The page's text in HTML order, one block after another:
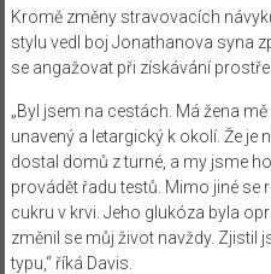
Kromě změny stravovacích
stylu vedl boj Jonathanova syna
se angažovat při získávání
„Byl jsem na cestách. Má žena
unavený a letargický k okolí. Že je
dostal domů z turné, a my jsme
provádět řadu testů. Mimo jiné se
cukru v krvi. Jeho glukóza byla
změnil se můj život navždy. Zjistil
typu,“ říká Davis.